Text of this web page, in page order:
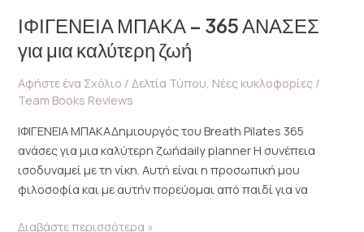
ΙΦΙΓΕΝΕΙΑ ΜΠΑΚΑ – 365 ΑΝΑΣΕΣ
για μια καλύτερη ζωή
Αφήστε ένα Σχόλιο /Δελτία Τύπου, Νέες κυκλοφορίες /
Team Books Reviews
ΙΦΙΓΕΝΕΙΑ ΜΠΑΚΑΔημιουργός του Βreath Pilates 365
ανάσες για μια καλύτερη ζωήdaily planner Η συνέπεια
ισοδυναμεί με τη νίκη. Αυτή είναι η προσωπική μου
φιλοσοφία και με αυτήν πορεύομαι από παιδί για να
Διαβάστε περισσότερα »